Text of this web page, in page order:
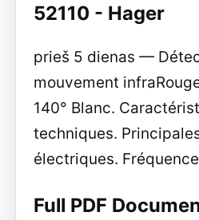
52110 - Hager
prieš 5 dienas —
mouvement
140° Blanc.
techniques.
électriques.
Full PDF